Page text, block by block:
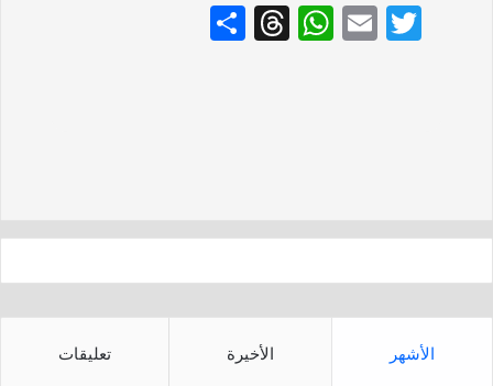
T
E
W
p
T
الأشهر الأخيرة تعليقات